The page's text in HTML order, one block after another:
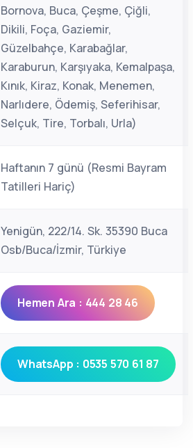
Bornova, Buca, Çeşme, Çiğli,
Dikili, Foça, Gaziemir,
Güzelbahçe, Karabağlar,
Karaburun, Karşıyaka, Kemalpaşa,
Kınık, Kiraz, Konak, Menemen,
Narlıdere, Ödemiş, Seferihisar,
Selçuk, Tire, Torbalı, Urla)
Haftanın 7 günü (Resmi Bayram
Tatilleri Hariç)
Yenigün, 222/14. Sk. 35390 Buca
Osb/Buca/İzmir, Türkiye
Hemen Ara : 444 28 46
WhatsApp : 0535 570 61 87